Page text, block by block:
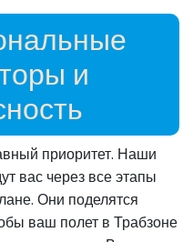
и
приоритет. Наши
вас через все этапы
Они поделятся
ваш полет в Трабзоне